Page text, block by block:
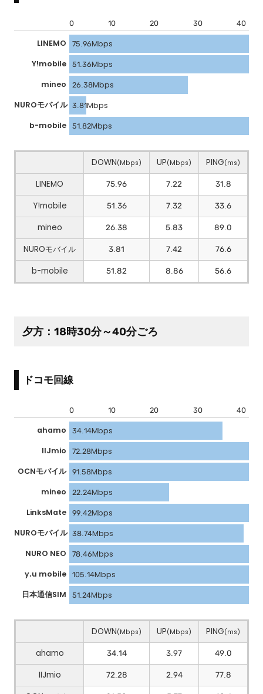
0 10 20 30
40
LINEMO
75.96Mbps
Y!mobile 51.36Mbps
mineo
26.38Mbps
NUROモバイル 3.81Mbps
b-mobile 51.82Mbps
DOWN(Mbps) UP(Mbps) PING(ms)
LINEMO 75.96 7.22
31.8
Y!mobile
51.36 7.32
33.6
mineo
26.38 5.83
89.0
NUROモバイル
3.81 7.42
76.6
b-mobile
51.82 8.86 56.6
夕方：18時30分～40分ごろ
ドコモ回線
0 10 20 30
40
ahamo
34.14Mbps
IIJmio
72.28Mbps
OCNモバイル 91.58Mbps
mineo
22.24Mbps
LinksMate 99.42Mbps
NUROモバイル 38.74Mbps
NURO NEO
78.46Mbps
y.u mobile 105.14Mbps
日本通信SIM
51.24Mbps
DOWN(Mbps) UP(Mbps) PING(ms)
ahamo 34.14 3.97
49.0
IIJmio
72.28 2.94
77.8